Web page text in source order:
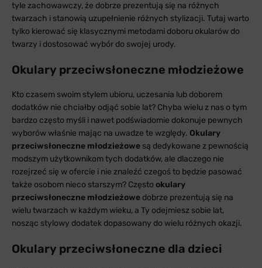
tyle zachowawczy, że dobrze prezentują się na różnych
twarzach i stanowią uzupełnienie różnych stylizacji. Tutaj warto
tylko kierować się klasycznymi metodami doboru okularów do
twarzy i dostosować wybór do swojej urody.
Okulary przeciwsłoneczne młodzieżowe
Kto czasem swoim stylem ubioru, uczesania lub doborem
dodatków nie chciałby odjąć sobie lat? Chyba wielu z nas o tym
bardzo często myśli i nawet podświadomie dokonuje pewnych
wyborów właśnie mając na uwadze te względy. Okulary
przeciwsłoneczne młodzieżowe są dedykowane z pewnością
modszym użytkownikom tych dodatków, ale dlaczego nie
rozejrzeć się w ofercie i nie znaleźć czegoś to będzie pasować
także osobom nieco starszym? Często okulary
przeciwsłoneczne młodzieżowe dobrze prezentują się na
wielu twarzach w każdym wieku, a Ty odejmiesz sobie lat,
nosząc stylowy dodatek dopasowany do wielu różnych okazji.
Okulary przeciwsłoneczne dla dzieci